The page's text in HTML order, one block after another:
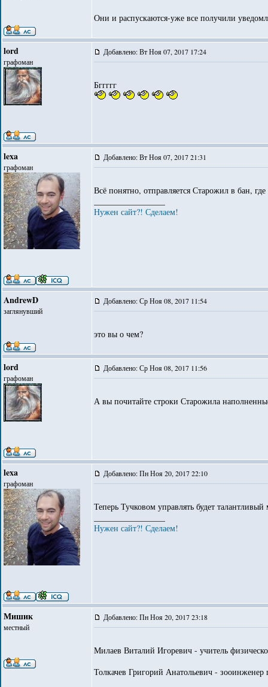
Они и распускаются-уже все получили
lord
графоман
Добавлено: Вт Ноя 07, 2017 17:24
Бггггг
lexa
графоман
Добавлено: Вт Ноя 07, 2017 21:31
Всё понятно, отправляется Старожил в бан,
Нужен сайт?! Сделаем!
AndrewD
заглянувший
Добавлено: Ср Ноя 08, 2017 11:54
это вы о чем?
lord
графоман
Добавлено: Ср Ноя 08, 2017 11:56
А вы почитайте строки Старожила
lexa
графоман
Добавлено: Пн Ноя 20, 2017 22:10
Теперь Тучковом управлять будет
Нужен сайт?! Сделаем!
Мишик
местный
Добавлено: Пн Ноя 20, 2017 23:18
Милаев Виталий Игоревич - учитель
Толкачев Григорий Анатольевич - зооинженер